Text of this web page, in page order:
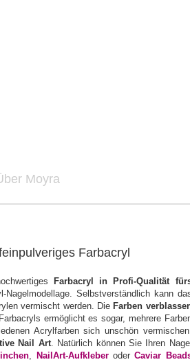
Moyra
Farbacryl
Farbacryl in Profi-Qualität
Selbstverständlich kann
vermischt werden. Die Farben
ermöglicht es sogar, mehrere
Acrylfarben sich unschön
Nail Art. Natürlich können Sie Ihren Nagel
, NailArt-AufkleberoderCaviar